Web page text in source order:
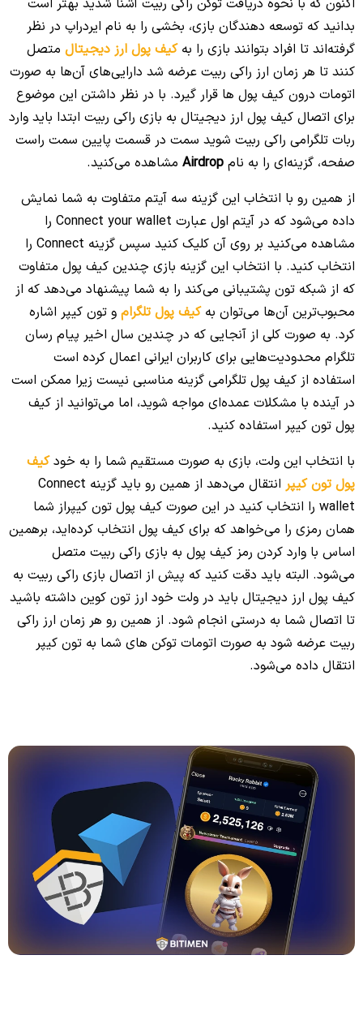
بدانید که توسعه دهندگان بازی، بخشی را به نام ایردراپ در نظر
گرفته‌اند تا افراد بتوانند بازی را بهکیف پول ارز دیجیتال متصل
کنند تا هر زمان ارز راکی ربیت عرضه شد دارایی‌های آن‌ها به صورت
اتومات درون کیف پول ها قرار گیرد. با در نظر داشتن این موضوع
برای اتصال کیف پول ارز دیجیتال به بازی راکی ربیت ابتدا باید وارد
ربات تلگرامی راکی ربیت شوید سمت در قسمت پایین سمت راست
صفحه، گزینه‌ای را به نام Airdrop مشاهده می‌کنید.
از همین رو با انتخاب این گزینه سه آیتم متفاوت به شما نمایش
داده می‌شود که در آیتم اول عبارت Connect your wallet را
مشاهده می‌کنید بر روی آن کلیک کنید سپس گزینه Connect را
انتخاب کنید. با انتخاب این گزینه بازی چندین کیف پول متفاوت
که از شبکه تون پشتیبانی می‌کند را به شما پیشنهاد می‌دهد که از
محبوب‌ترین آن‌ها می‌توان بهکیف پول تلگرام و تون کیپر اشاره
کرد. به صورت کلی از آنجایی که در چندین سال اخیر پیام رسان
تلگرام محدودیت‌هایی برای کاربران ایرانی اعمال کرده است
استفاده از کیف پول تلگرامی گزینه مناسبی نیست زیرا ممکن است
در آینده با مشکلات عمده‌ای مواجه شوید، اما می‌توانید از کیف
پول تون کیپر استفاده کنید.
با انتخاب این ولت، بازی به صورت مستقیم شما را به خودکیف
پول تون کیپر
انتقال می‌دهد از همین رو باید گزینه Connect
wallet را انتخاب کنید در این صورت کیف پول تون کیپراز شما
همان رمزی را می‌خواهد که برای کیف پول انتخاب کرده‌اید، برهمین
اساس با وارد کردن رمز کیف پول به بازی راکی ربیت متصل
می‌شود. البته باید دقت کنید که پیش از اتصال بازی راکی ربیت به
کیف پول ارز دیجیتال باید در ولت خود ارز تون کوین داشته باشید
تا اتصال شما به درستی انجام شود. از همین رو هر زمان ارز راکی
ربیت عرضه شود به صورت اتومات توکن های شما به تون کیپر
انتقال داده می‌شود.